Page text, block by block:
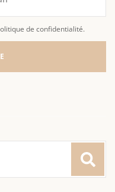
de confidentialité.